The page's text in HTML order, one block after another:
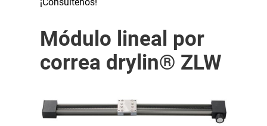
Módulo lineal por
correa drylin® ZLW